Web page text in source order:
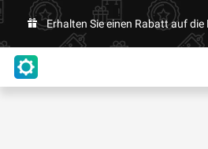
Erhalten Sie einen Rabatt auf